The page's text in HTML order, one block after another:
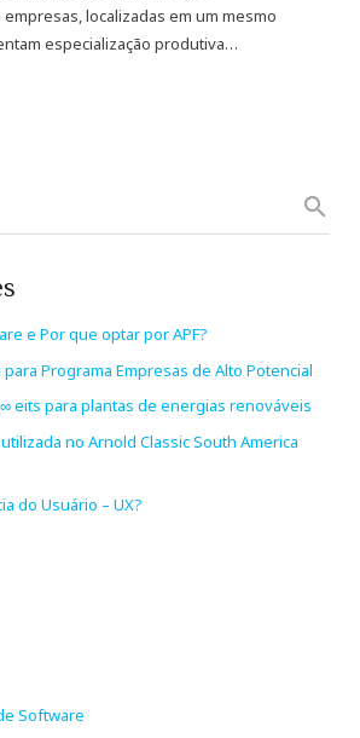
localizadas em um mesmo
especialização produtiva…
e Por que optar por APF?
Programa Empresas de Alto Potencial
eits para plantas de energias renováveis
no Arnold Classic South America
do Usuário – UX?
Software